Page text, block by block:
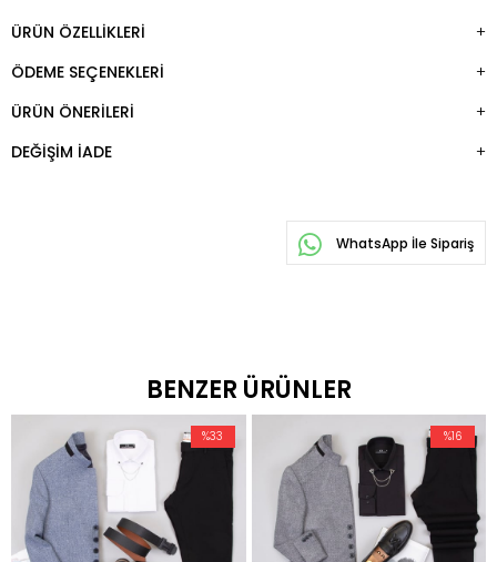
ÜRÜN ÖZELLIKLERI
ÖDEME SEÇENEKLERI
ÜRÜN ÖNERILERI
DEĞIŞIM İADE
WhatsApp İle Sipariş
BENZER ÜRÜNLER
%33 %16